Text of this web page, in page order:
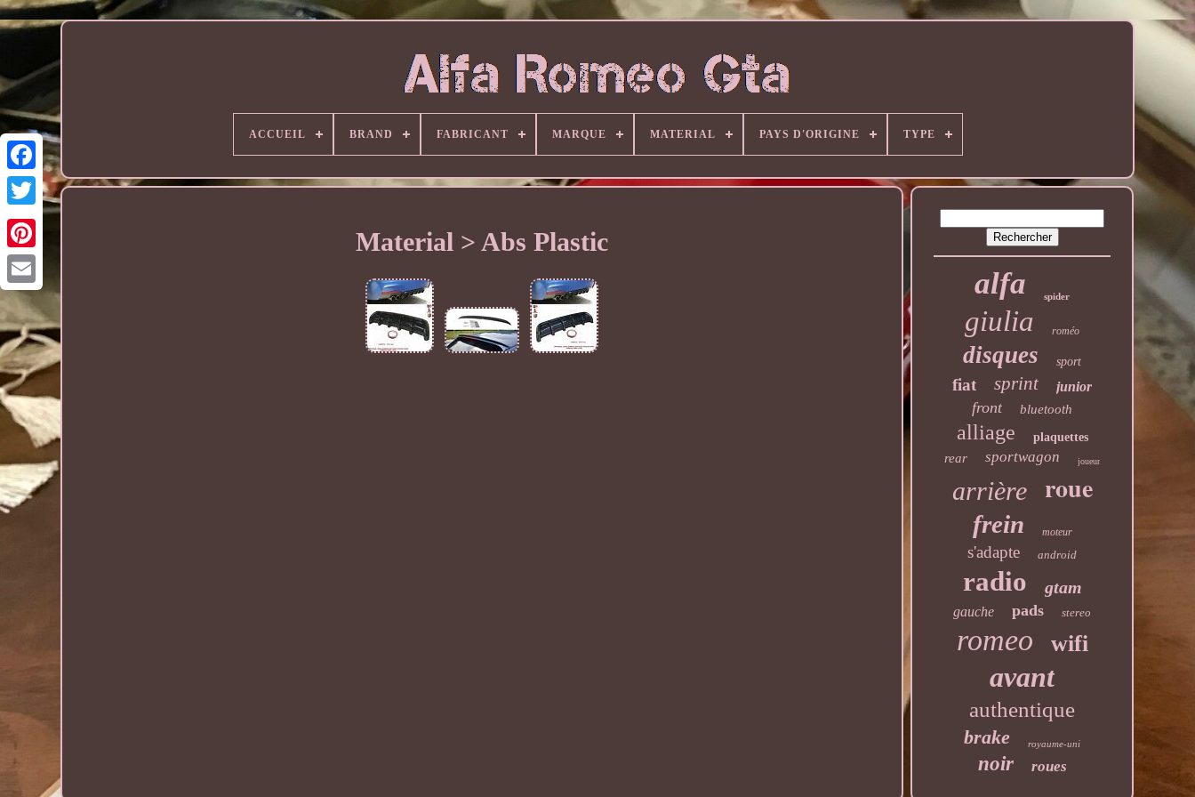
ACCUEIL BRAND FABRICANT MARQUE MATERIAL PAYS D'ORIGINE TYPE
Material > Abs Plastic
alfa spider
giulia roméo
disques sport
fiat sprint junior
front bluetooth
alliage plaquettes
rear sportwagon joueur
arrière roue
frein moteur
s'adapte android
radio gtam
gauche pads stereo
romeo wifi
avant
authentique
brake royaume-uni
noir roues